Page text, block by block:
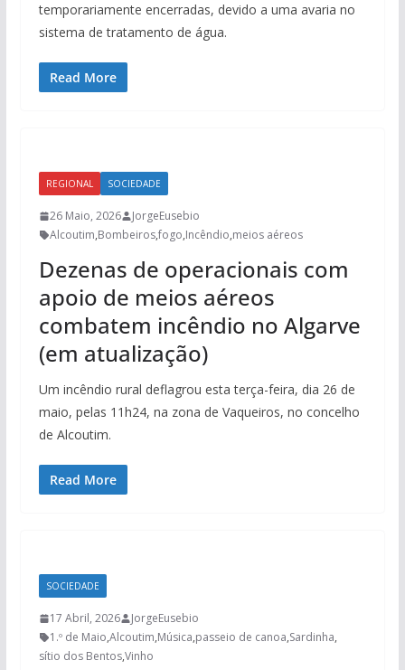
temporariamente encerradas, devido a uma avaria no
sistema de tratamento de água.
Read More
REGIONAL SOCIEDADE
26 Maio, 2026
JorgeEusebio
Alcoutim,Bombeiros,fogo,Incêndio,meios aéreos
Dezenas de operacionais com
apoio de meios aéreos
combatem incêndio no Algarve
(em atualização)
Um incêndio rural deflagrou esta terça-feira, dia 26 de
maio, pelas 11h24, na zona de Vaqueiros, no concelho
de Alcoutim.
Read More
SOCIEDADE
17 Abril, 2026
JorgeEusebio
1.º de Maio,Alcoutim,Música,passeio de canoa,Sardinha,
sítio dos Bentos,Vinho